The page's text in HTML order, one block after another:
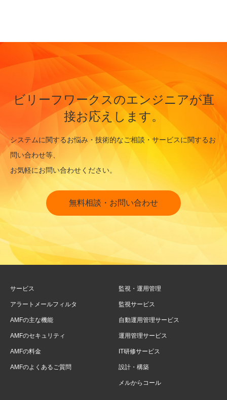
ビリーフワークスのエンジニアが直
接お応えします。
システムに関するお悩み・技術的なご相談・サービスに関するお
問い合わせ等、
お気軽にお問い合わせください。
無料相談・お問い合わせ
サービス
アラートメールフィルタ
AMFの主な機能
AMFのセキュリティ
AMFの料金
AMFのよくあるご質問
監視・運用管理
監視サービス
自動運用管理サービス
運用管理サービス
IT研修サービス
設計・構築
メルからコール